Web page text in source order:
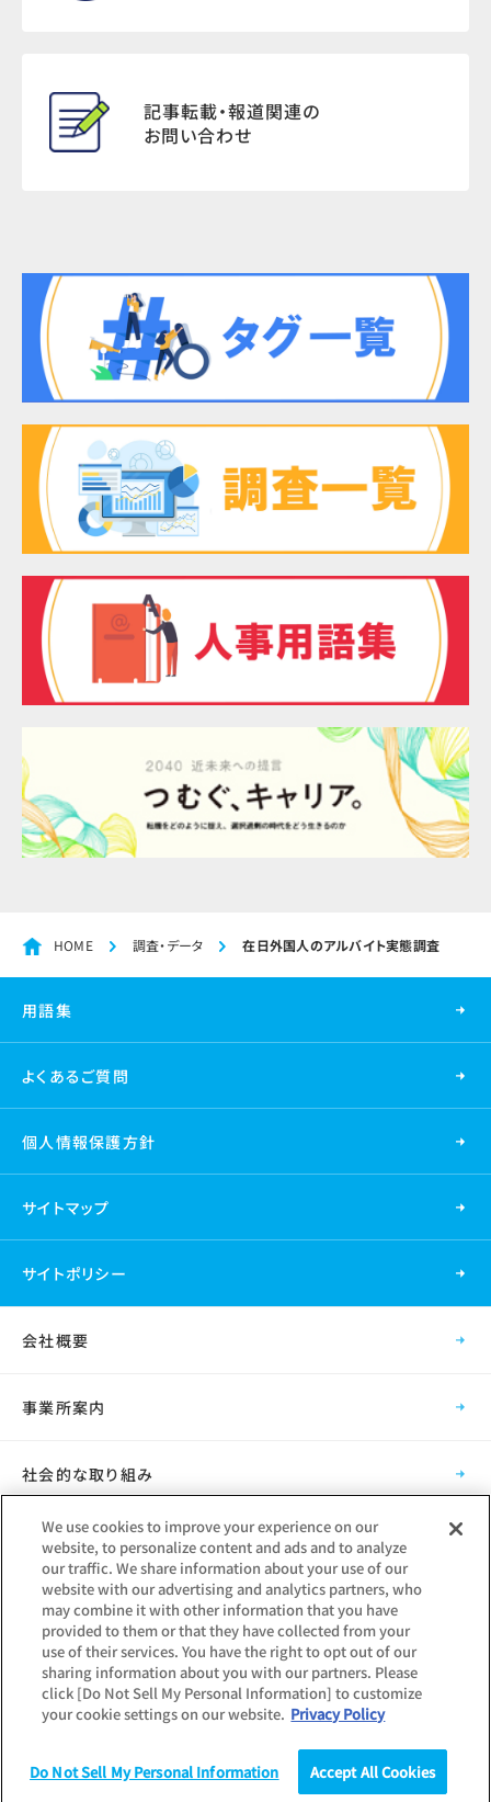
統計（データ） コラム
記事転載・報道関連の
お問い合わせ
HOME 調査・データ 在日外国人のアルバイト実態調査
用語集
よくあるご質問
個人情報保護方針
サイトマップ
サイトポリシー
Copyright © Mynavi Corporation
会社概要
事業所案内
社会的な取り組み
採用情報
グループ会社
We use cookies to improve your experience on our
website, to personalize content and ads and to analyze
our traffic. We share information about your use of our
website with our advertising and analytics partners, who
may combine it with other information that you have
provided to them or that they have collected from your
use of their services. You have the right to opt out of our
sharing information about you with our partners. Please
click [Do Not Sell My Personal Information] to customize
your cookie settings on our website. Privacy Policy
Do Not Sell My Personal Information Accept All Cookies